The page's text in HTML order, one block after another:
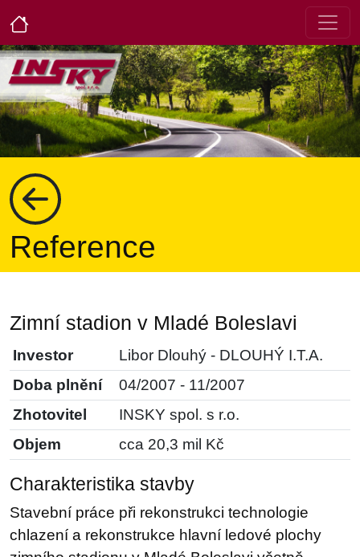
Reference
Zimní stadion v Mladé Boleslavi
Investor
Libor Dlouhý - DLOUHÝ I.T.A.
Doba plnění
04/2007 - 11/2007
Zhotovitel
INSKY spol. s r.o.
Objem
cca 20,3 mil Kč
Charakteristika stavby
Stavební práce při rekonstrukci technologie
chlazení a rekonstrukce hlavní ledové plochy